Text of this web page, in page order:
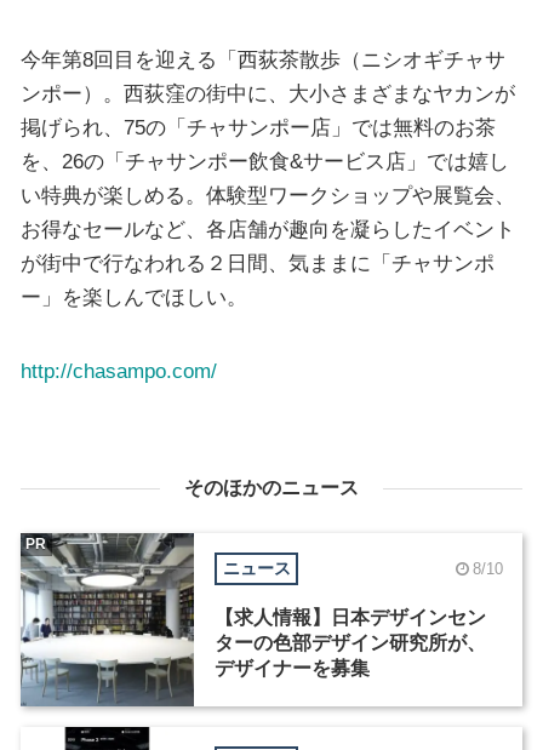
今年第8回目を迎える「西荻茶散歩（ニシオギチャサ
ンポー）。西荻窪の街中に、大小さまざまなヤカンが
掲げられ、75の「チャサンポー店」では無料のお茶
を、26の「チャサンポー飲食&サービス店」では嬉し
い特典が楽しめる。体験型ワークショップや展覧会、
お得なセールなど、各店舗が趣向を凝らしたイベント
が街中で行なわれる２日間、気ままに「チャサンポ
ー」を楽しんでほしい。
http://chasampo.com/
そのほかのニュース
ニュース 8/10
【求人情報】日本デザインセン
ターの色部デザイン研究所が、
デザイナーを募集
PR